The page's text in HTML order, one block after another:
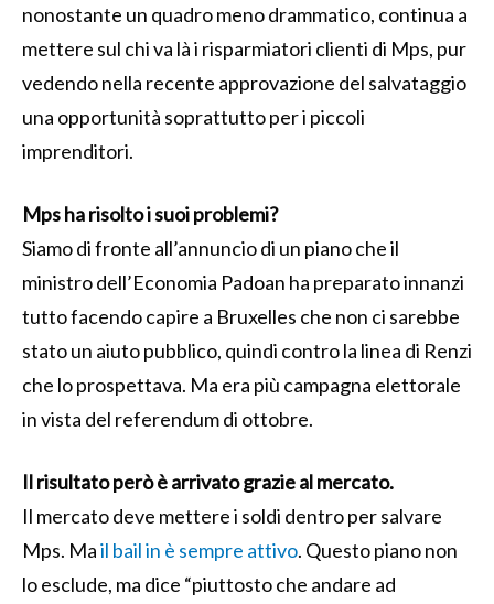
nonostante un quadro meno drammatico, continua a
mettere sul chi va là i risparmiatori clienti di Mps, pur
vedendo nella recente approvazione del salvataggio
una opportunità soprattutto per i piccoli
imprenditori.
Mps ha risolto i suoi problemi?
Siamo di fronte all’annuncio di un piano che il
ministro dell’Economia Padoan ha preparato innanzi
tutto facendo capire a Bruxelles che non ci sarebbe
stato un aiuto pubblico, quindi contro la linea di Renzi
che lo prospettava. Ma era più campagna elettorale
in vista del referendum di ottobre.
Il risultato però è arrivato grazie al mercato.
Il mercato deve mettere i soldi dentro per salvare
Mps. Mail bail in è sempre attivo. Questo piano non
lo esclude, ma dice “piuttosto che andare ad